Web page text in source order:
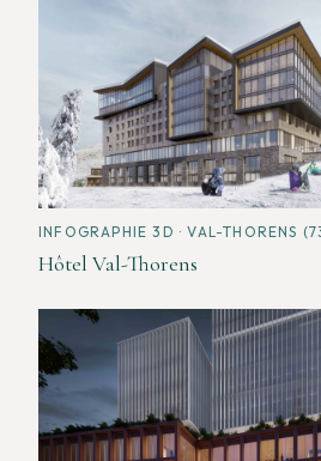
INFOGRAPHIE 3D · VAL-THORENS
Hôtel Val-Thorens